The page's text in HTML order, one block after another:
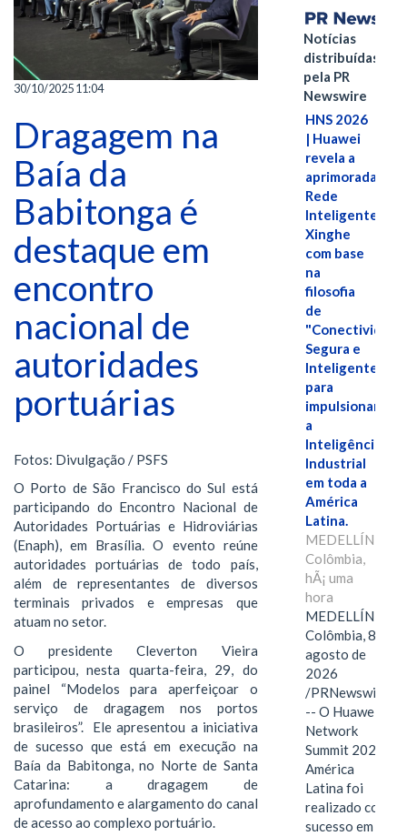
30/10/2025 11:04
Dragagem na
Baía da
Babitonga é
destaque em
encontro
nacional de
autoridades
portuárias
Fotos: Divulgação / PSFS
O Porto de São Francisco do Sul está
participando do Encontro Nacional de
Autoridades Portuárias e Hidroviárias
(Enaph), em Brasília. O evento reúne
autoridades portuárias de todo país,
além de representantes de diversos
terminais privados e empresas que
atuam no setor.
O presidente Cleverton Vieira
participou, nesta quarta-feira, 29, do
painel “Modelos para aperfeiçoar o
serviço de dragagem nos portos
brasileiros”. Ele apresentou a iniciativa
de sucesso que está em execução na
Baía da Babitonga, no Norte de Santa
Catarina: a dragagem de
aprofundamento e alargamento do canal
de acesso ao complexo portuário.
Notícias
distribuídas
pela PR
Newswire
HNS 2026
| Huawei
revela a
aprimorada
Rede
Inteligente
Xinghe
com base
na
filosofia
de
"Conectividade
Segura e
Inteligente"
para
impulsionar
a
Inteligência
Industrial
em toda a
América
Latina.
MEDELLÍN,
Colômbia,
hÃ¡ uma
hora
MEDELLÍN,
Colômbia, 8 de
agosto de
2026
/PRNewswire/
-- O Huawei
Network
Summit 2026
América
Latina foi
realizado com
sucesso em